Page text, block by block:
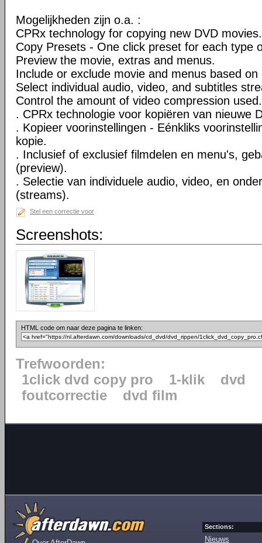
Mogelijkheden zijn o.a. :
CPRx technology for copying new DVD movies.
Copy Presets - One click preset for each type
Preview the movie, extras and menus.
Include or exclude movie and menus based on
Select individual audio, video, and subtitles
Control the amount of video compression used.
. CPRx technologie voor kopiëren van nieuwe
. Kopieer voorinstellingen - Eénkliks
kopie.
. Inclusief of exclusief filmdelen en menu's,
(preview).
. Selectie van individuele audio, video, en
(streams).
Stel een correctie voor
Screenshots:
HTML code om naar deze pagina te linken:
Trefwoorden:
1click dvd copy pro
1-klik dvd
foutcorrectie
dvd film
Sections:
Nieuws